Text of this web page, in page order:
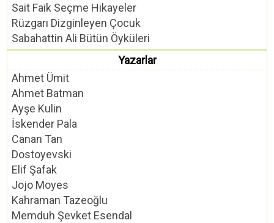
Sait Faik Seçme Hikayeler
Rüzgarı Dizginleyen Çocuk
Sabahattin Ali Bütün Öyküleri
Yazarlar
Ahmet Ümit
Ahmet Batman
Ayşe Kulin
İskender Pala
Canan Tan
Dostoyevski
Elif Şafak
Jojo Moyes
Kahraman Tazeoğlu
Memduh Şevket Esendal